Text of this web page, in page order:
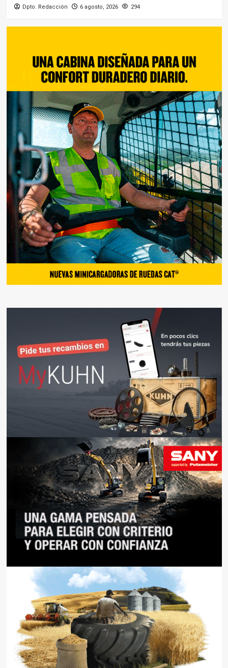
Dpto. Redacción 6 agosto, 2026 294